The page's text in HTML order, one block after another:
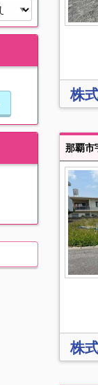
株
株